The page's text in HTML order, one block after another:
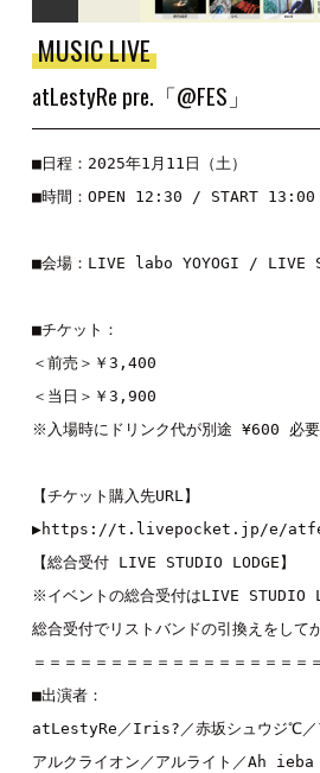
MUSIC LIVE
atLestyRe pre.「@FES」
■日程：2025年1月11日（土）
■時間：OPEN 12:30 / START 13:00
■会場：LIVE labo YOYOGI / LIVE
■チケット：
＜前売＞￥3,400
＜当日＞￥3,900
※入場時にドリンク代が別途 ¥600 必要
【チケット購入先URL】
▶︎https://t.livepocket.jp/e/
【総合受付 LIVE STUDIO LODGE】
※イベントの総合受付はLIVE STUDIO
総合受付でリストバンドの引換えをして
＝＝＝＝＝＝＝＝＝＝＝＝＝＝＝＝＝
■出演者：
atLestyRe／Iris?／赤坂シュウジ℃／
アルクライオン／アルライト／Ah